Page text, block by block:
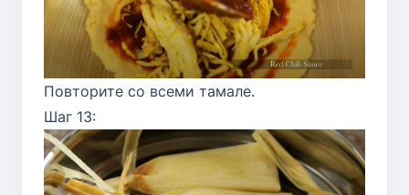
Повторите со всеми тамале.
Шаг 13: